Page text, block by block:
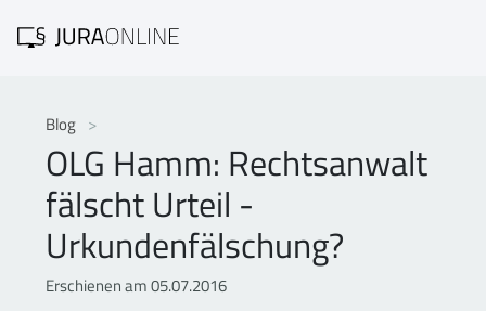
Blog
OLG Hamm: Rechtsanwalt
fälscht Urteil -
Urkundenfälschung?
Erschienen am 05.07.2016